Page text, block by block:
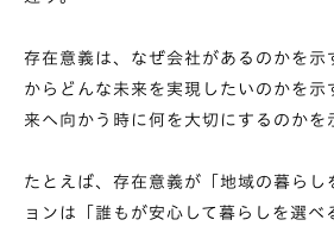
存在意義は、なぜ会社があるのかを示
からどんな未来を実現したいのかを示
来へ向かう時に何を大切にするのかを
たとえば、存在意義が「地域の暮らし
ョンは「誰もが安心して暮らしを選べ